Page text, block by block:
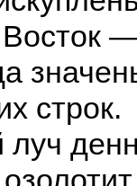
Восток
строк.
луч